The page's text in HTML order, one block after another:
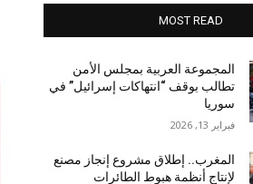
MOST READ
المجموعة العربية بمجلس الأمن
تطالب بوقف “انتهاكات إسرائيل” في
سوريا
فبراير 13, 2026
المغرب.. إطلاق مشروع إنجاز مصنع
لإنتاج أنظمة هبوط الطائرات